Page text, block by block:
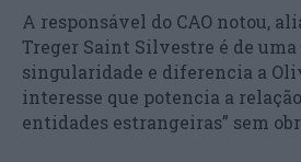
A responsável do CAO notou,
Treger Saint Silvestre é de uma
singularidade e diferencia a
interesse que potencia a
entidades estrangeiras” sem